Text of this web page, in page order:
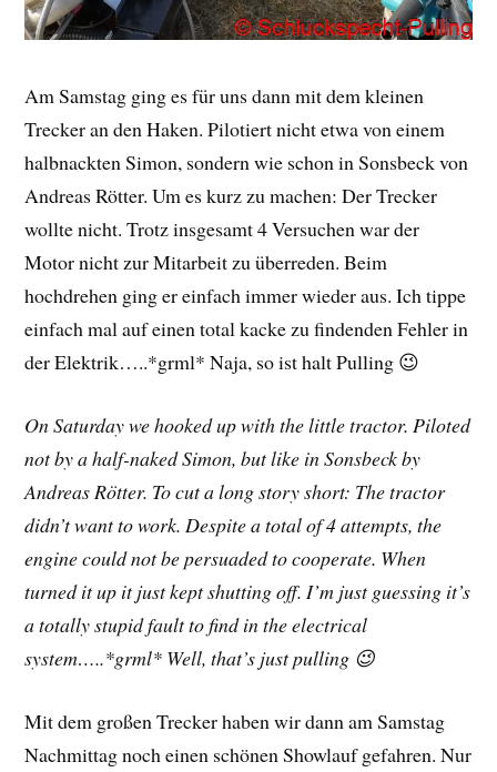
Am Samstag ging es für uns dann mit dem kleinen
Trecker an den Haken. Pilotiert nicht etwa von einem
halbnackten Simon, sondern wie schon in Sonsbeck von
Andreas Rötter. Um es kurz zu machen: Der Trecker
wollte nicht. Trotz insgesamt 4 Versuchen war der
Motor nicht zur Mitarbeit zu überreden. Beim
hochdrehen ging er einfach immer wieder aus. Ich tippe
einfach mal auf einen total kacke zu findenden Fehler in
der Elektrik…..*grml* Naja, so ist halt Pulling 😉
On Saturday we hooked up with the little tractor. Piloted
not by a half-naked Simon, but like in Sonsbeck by
Andreas Rötter. To cut a long story short: The tractor
didn’t want to work. Despite a total of 4 attempts, the
engine could not be persuaded to cooperate. When
turned it up it just kept shutting off. I’m just guessing it’s
a totally stupid fault to find in the electrical
system…..*grml* Well, that’s just pulling 😉
Mit dem großen Trecker haben wir dann am Samstag
Nachmittag noch einen schönen Showlauf gefahren. Nur